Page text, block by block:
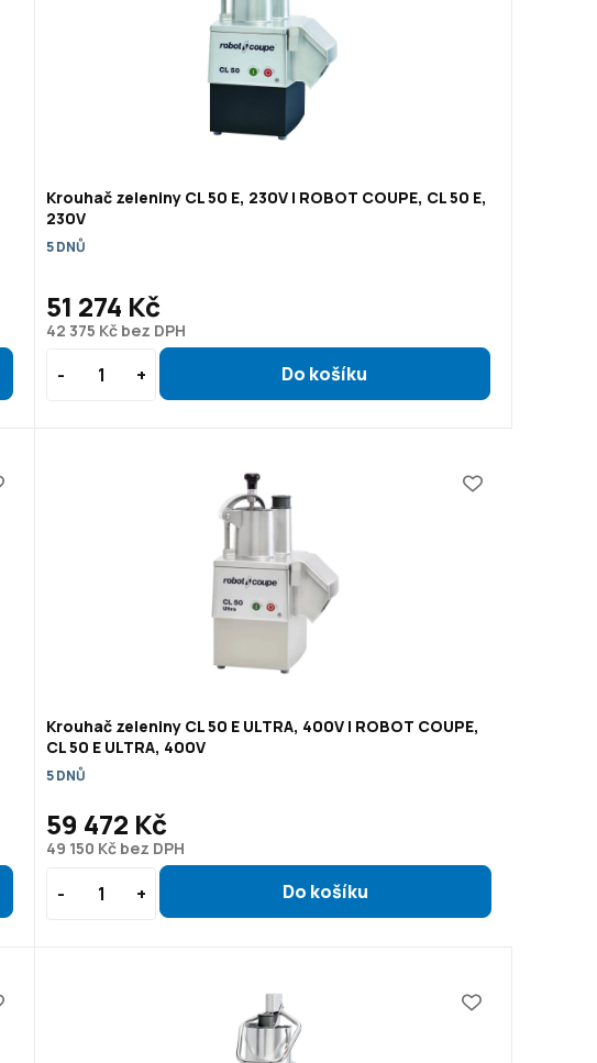
Krouhač zeleniny CL 50 E, 230V | ROBOT COUPE, CL 50 E,
230V
5 DNŮ
42 375 Kč bez DPH
51 274 Kč
Krouhač zeleniny CL 50 E ULTRA, 400V | ROBOT COUPE,
CL 50 E ULTRA, 400V
5 DNŮ
49 150 Kč bez DPH
59 472 Kč